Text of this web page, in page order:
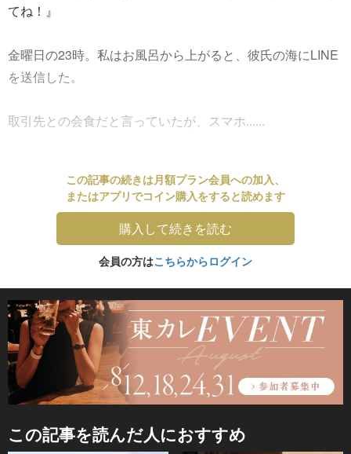
てね！』
金曜日の23時。私はお風呂から上がると、彼氏の海にLINE
を送信した。
取引先との会食だと言っていたが、スマホ......
この記事の続きは月額プラン会員への加入、
またはアプリでコイン購入をすると読めます
購入して続きを読む
会員の方はこちらからログイン
この記事を読んだ人におすすめ